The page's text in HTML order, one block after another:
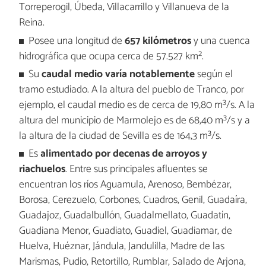
Torreperogil, Úbeda, Villacarrillo y Villanueva de la
Reina.
Posee una longitud de657 kilómetrosy una cuenca
hidrográfica que ocupa cerca de 57.527 km².
Sucaudal medio varía notablementesegún el
tramo estudiado. A la altura del pueblo de Tranco, por
ejemplo, el caudal medio es de cerca de 19,80 m³/s. A la
altura del municipio de Marmolejo es de 68,40 m³/s y a
la altura de la ciudad de Sevilla es de 164,3 m³/s.
Esalimentado por decenas de arroyos y
riachuelos. Entre sus principales afluentes se
encuentran los ríos Aguamula, Arenoso, Bembézar,
Borosa, Cerezuelo, Corbones, Cuadros, Genil, Guadaíra,
Guadajoz, Guadalbullón, Guadalmellato, Guadatín,
Guadiana Menor, Guadiato, Guadiel, Guadiamar, de
Huelva, Huéznar, Jándula, Jandulilla, Madre de las
Marismas, Pudio, Retortillo, Rumblar, Salado de Arjona,